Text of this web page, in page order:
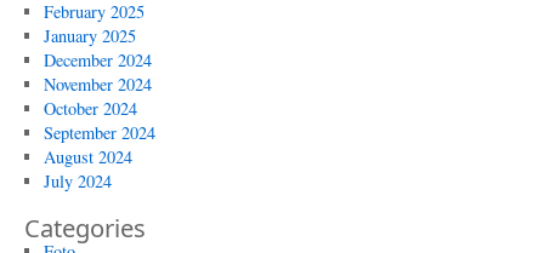
February 2025
January 2025
December 2024
November 2024
October 2024
September 2024
August 2024
July 2024
Categories